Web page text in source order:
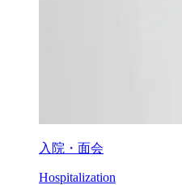
入院・面会
Hospitalization